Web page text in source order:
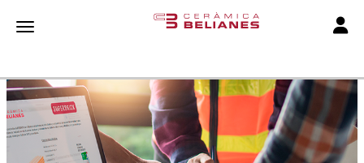
Toggle navigation